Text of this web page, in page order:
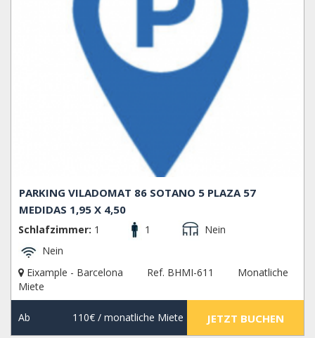
PARKING VILADOMAT 86 SOTANO 5 PLAZA 57
MEDIDAS 1,95 X 4,50
Schlafzimmer: 1 1
Nein
Nein
Eixample - Barcelona
Ref. BHMI-611
Monatliche
Miete
Ab 110€/ monatliche Miete JETZT BUCHEN